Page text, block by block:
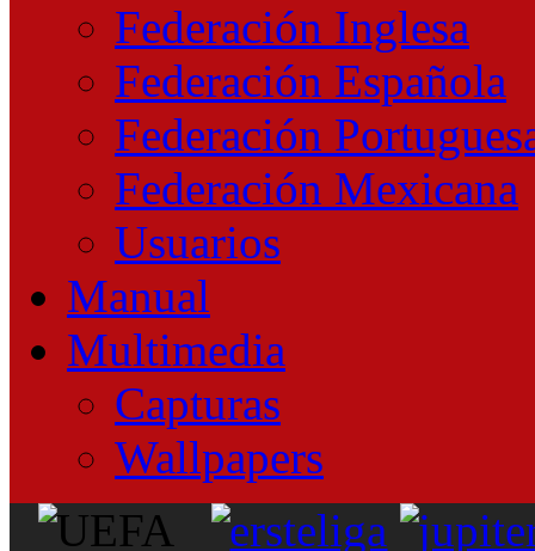
Federación Inglesa
Federación Española
Federación
Federación Mexicana
Usuarios
Manual
Multimedia
Capturas
Wallpapers